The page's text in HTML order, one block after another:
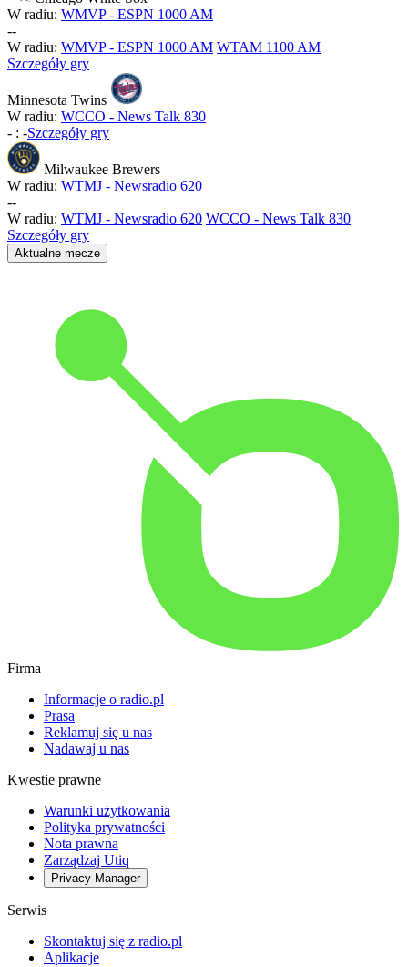
W radiu: WMVP - ESPN 1000 AM
--
W radiu: WMVP - ESPN 1000 AM WTAM 1100 AM
Szczegóły gry
Minnesota Twins
W radiu: WCCO - News Talk 830
- : -Szczegóły gry
Milwaukee Brewers
W radiu: WTMJ - Newsradio 620
--
W radiu: WTMJ - Newsradio 620 WCCO - News Talk 830
Szczegóły gry
Aktualne mecze
Firma
Informacje o radio.pl
Prasa
Reklamuj się u nas
Nadawaj u nas
Kwestie prawne
Warunki użytkowania
Polityka prywatności
Nota prawna
Zarządzaj Utiq
Privacy-Manager
Serwis
Skontaktuj się z radio.pl
Aplikacje